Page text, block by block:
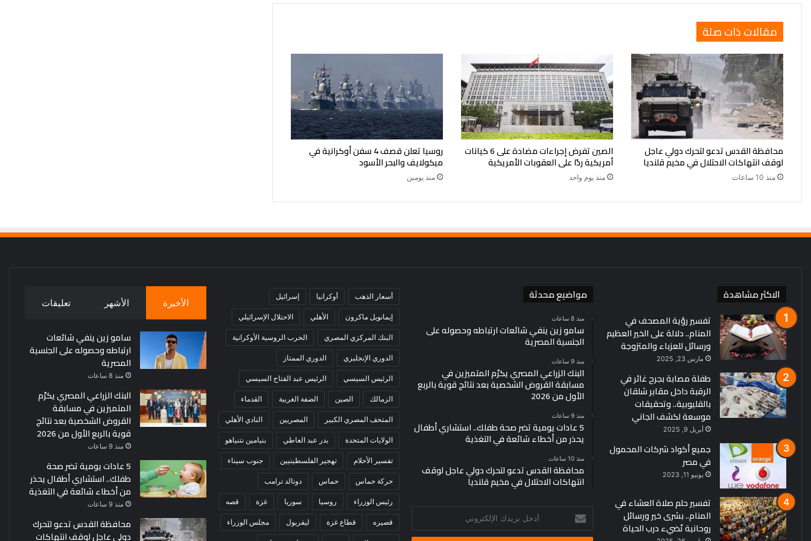
مقالات ذات صلة
محافظة القدس تدعو لتحرك دولي عاجل
لوقف انتهاكات الاحتلال في مخيم قلنديا
منذ 10 ساعات
الصين تفرض إجراءات مضادة على 6 كيانات
أمريكية ردًا على العقوبات الأمريكية
منذ يوم واحد
روسيا تعلن قصف 4 سفن أوكرانية في
ميكولايف والبحر الأسود
منذ يومين
الاكثر مشاهدة
تفسير رؤية المصحف في
المنام.. دلالة على الخير العظيم
ورسائل للعزباء والمتزوجة
مارس 23, 2025
طفلة مصابة بجرح غائر في
الرقبة داخل مقابر شلقان
بالقليوبية.. وتحقيقات
موسعة لكشف الجاني
أبريل 9, 2025
جميع أكواد شركات المحمول
في مصر
يونيو 11, 2023
تفسير حلم صلاة العشاء في
المنام.. بشرى خير ورسائل
روحانية تُضيء درب الحياة
مواضيع محدثة
منذ 8 ساعات
سامو زين ينفي شائعات ارتباطه وحصوله على
الجنسية المصرية
منذ 9 ساعات
البنك الزراعي المصري يكرّم المتميزين في
مسابقة القروض الشخصية بعد نتائج قوية بالربع
الأول من 2026
منذ 9 ساعات
5 عادات يومية تضر صحة طفلك.. استشاري أطفال
يحذر من أخطاء شائعة في التغذية
منذ 10 ساعات
محافظة القدس تدعو لتحرك دولي عاجل لوقف
انتهاكات الاحتلال في مخيم قلنديا
بريدك
الإلكتروني
أسعار الذهب أوكرانيا إسرائيل
إيمانويل ماكرون الأهلي الاحتلال الإسرائيلي
البنك المركزي المصري الحرب الروسية الأوكرانية
الدوري الإنجليزي الدوري الممتاز
الرئيس السيسي الرئيس عبد الفتاح السيسي
الزمالك الصين الضفة الغربية القدماء
المتحف المصري الكبير المصريين النادي الأهلي
الولايات المتحدة بدر عبد العاطي بنيامين نتنياهو
تفسير الأحلام تهجير الفلسطينيين جنوب سيناء
حركة حماس حماس دونالد ترامب
رئيس الوزراء روسيا سوريا غزة قصه
قصيره قطاع غزة ليفربول مجلس الوزراء
الأخيرة الأشهر تعليقات
سامو زين ينفي شائعات
ارتباطه وحصوله على الجنسية
المصرية
منذ 8 ساعات
البنك الزراعي المصري يكرّم
المتميزين في مسابقة
القروض الشخصية بعد نتائج
قوية بالربع الأول من 2026
منذ 9 ساعات
5 عادات يومية تضر صحة
طفلك.. استشاري أطفال يحذر
من أخطاء شائعة في التغذية
منذ 9 ساعات
محافظة القدس تدعو لتحرك
دولي عاجل لوقف انتهاكات